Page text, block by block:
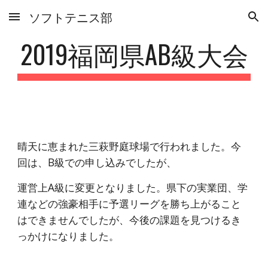
Skip to main content Skip to navigation
ソフトテニス部
2019福岡県AB級大会
晴天に恵まれた三萩野庭球場で行われました。今
回は、B級での申し込みでしたが、
運営上A級に変更となりました。県下の実業団、学
連などの強豪相手に予選リーグを勝ち上がること
はできませんでしたが、今後の課題を見つけるき
っかけになりました。